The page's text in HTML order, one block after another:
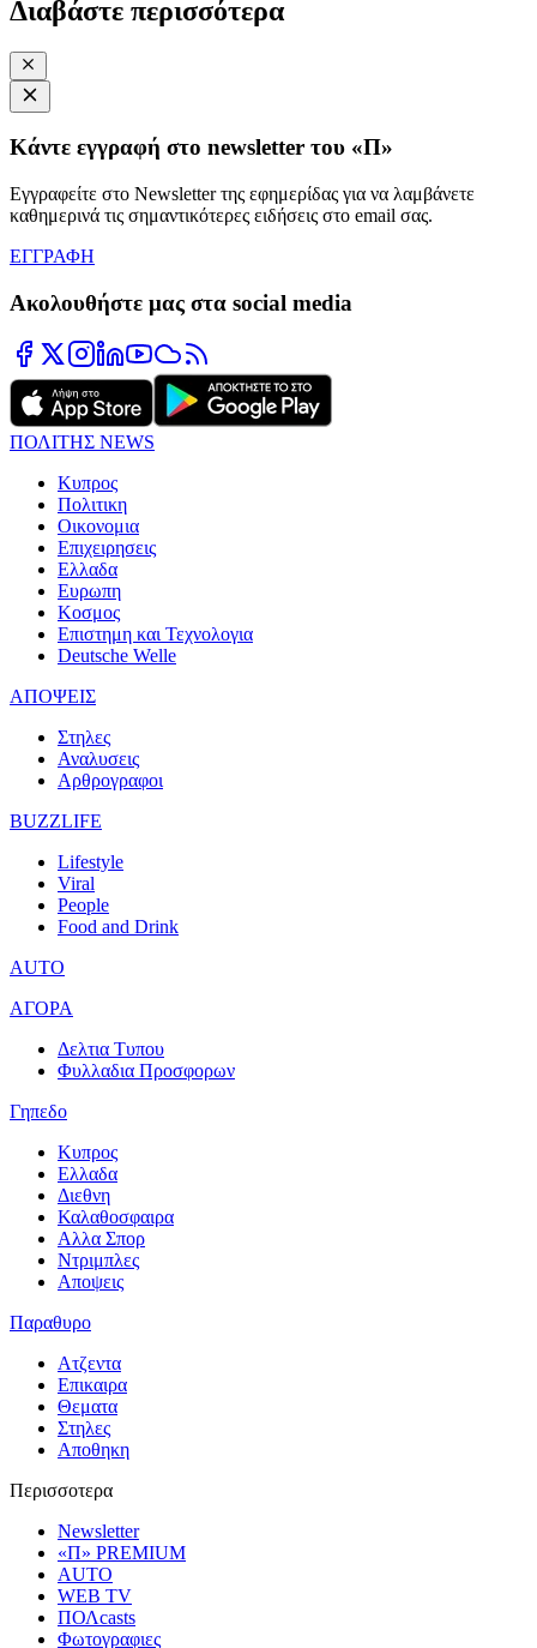
Διαβάστε περισσότερα
Κάντε εγγραφή στο newsletter του «Π»
Εγγραφείτε στο Newsletter της εφημερίδας για να λαμβάνετε
καθημερινά τις σημαντικότερες ειδήσεις στο email σας.
ΕΓΓΡΑΦΗ
Ακολουθήστε μας στα social media
ΠΟΛΙΤΗΣ NEWS
Κυπρος
Πολιτικη
Οικονομια
Επιχειρησεις
Ελλαδα
Ευρωπη
Κοσμος
Επιστημη και Τεχνολογια
Deutsche Welle
ΑΠΟΨΕΙΣ
Στηλες
Αναλυσεις
Αρθρογραφοι
BUZZLIFE
Lifestyle
Viral
People
Food and Drink
AUTO
ΑΓΟΡΑ
Δελτια Τυπου
Φυλλαδια Προσφορων
Γηπεδο
Κυπρος
Ελλαδα
Διεθνη
Καλαθοσφαιρα
Αλλα Σπορ
Ντριμπλες
Αποψεις
Παραθυρο
Ατζεντα
Επικαιρα
Θεματα
Στηλες
Αποθηκη
Περισσοτερα
Newsletter
«Π» PREMIUM
AUTO
WEB TV
ΠΟΛcasts
Φωτογραφιες